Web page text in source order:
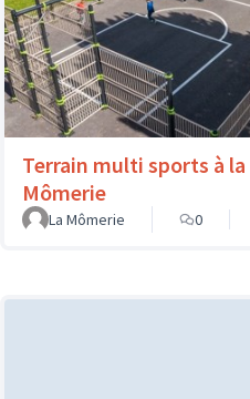
Terrain multi sports à la
Mômerie
La Mômerie
0